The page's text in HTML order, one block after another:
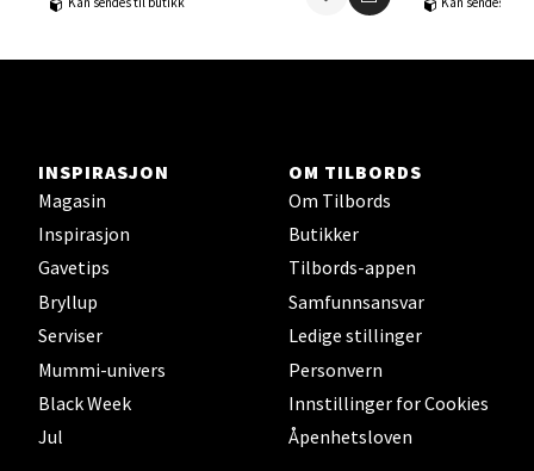
INSPIRASJON
Magasin
Inspirasjon
Gavetips
Bryllup
Serviser
Mummi-univers
Black Week
Jul
OM TILBORDS
Om Tilbords
Butikker
Tilbords-appen
Samfunnsansvar
Ledige stillinger
Personvern
Innstillinger for Cookies
Åpenhetsloven
Thon Senter Orkanger, Orkdalsveien 113, 7300
Orkanger
Åpent i dag 09-20
0 i butikk